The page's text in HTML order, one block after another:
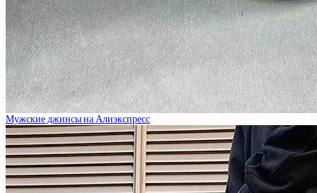
Мужские джинсы на Алиэкспресс